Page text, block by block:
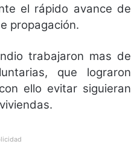
el rápido avance de
propagación.
trabajaron mas de
que lograron
ello evitar siguieran